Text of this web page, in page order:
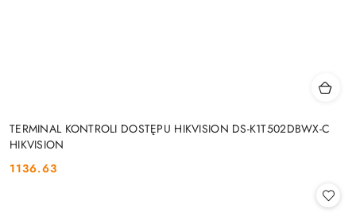
TERMINAL KONTROLI DOSTĘPU HIKVISION DS-K1T502DBWX-C
HIKVISION
Cena:
1136.63